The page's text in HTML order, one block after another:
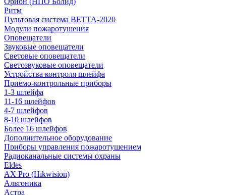
Ритм
Пультовая система ВЕТТА-2020
Модули пожаротушения
Оповещатели
Звуковые оповещатели
Световые оповещатели
Светозвуковые оповещатели
Устройства контроля шлейфа
Приемо-контрольные приборы
1-3 шлейфа
11-16 шлейфов
4-7 шлейфов
8-10 шлейфов
Более 16 шлейфов
Дополнительное оборудование
Приборы управления пожаротушением
Радиоканальные системы охраны
Eldes
AX Pro (Hikwision)
Альтоника
Астра